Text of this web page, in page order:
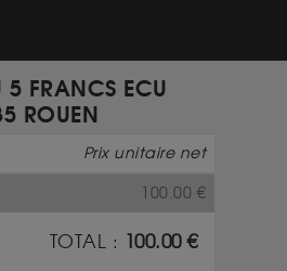
5 FRANCS ECU
ROUEN
Prix unitaire net
100.00 €
TOTAL : 100.00€